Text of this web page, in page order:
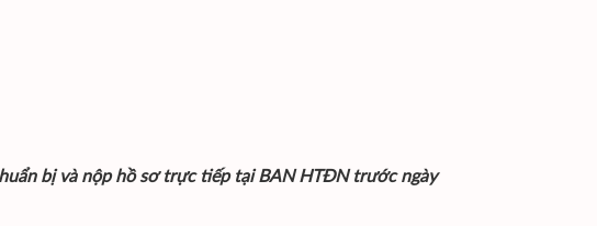
bị và nộp hồ sơ trực tiếp tại BAN HTĐN trước ngày